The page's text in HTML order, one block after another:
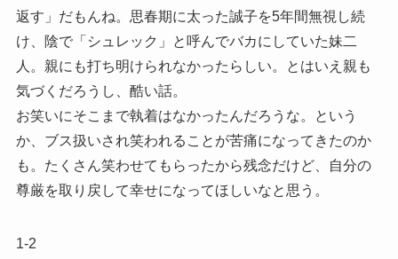
返す」だもんね。思春期に太った誠子を5年間無視し続
け、陰で「シュレック」と呼んでバカにしていた妹二
人。親にも打ち明けられなかったらしい。とはいえ親も
気づくだろうし、酷い話。
お笑いにそこまで執着はなかったんだろうな。という
か、ブス扱いされ笑われることが苦痛になってきたのか
も。たくさん笑わせてもらったから残念だけど、自分の
尊厳を取り戻して幸せになってほしいなと思う。
1-2